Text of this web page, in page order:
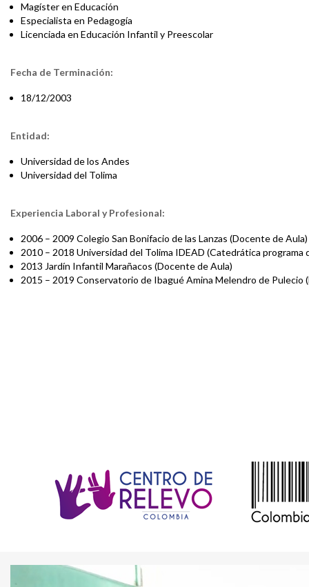
Magíster en Educación
Especialista en Pedagogía
Licenciada en Educación Infantil y Preescolar
Fecha de Terminación:
18/12/2003
Entidad:
Universidad de los Andes
Universidad del Tolima
Experiencia Laboral y Profesional:
2006 – 2009 Colegio San Bonifacio de las Lanzas (Docente de Aula)
2010 – 2018 Universidad del Tolima IDEAD (Catedrática programa
2013 Jardín Infantil Marañacos (Docente de Aula)
2015 – 2019 Conservatorio de Ibagué Amina Melendro de Pulecio